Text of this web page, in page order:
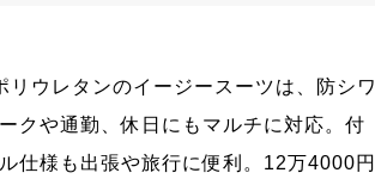
ウレタンのイージースーツは、防シワ
クや通勤、休日にもマルチに対応。付
仕様も出張や旅行に便利。12万4000円